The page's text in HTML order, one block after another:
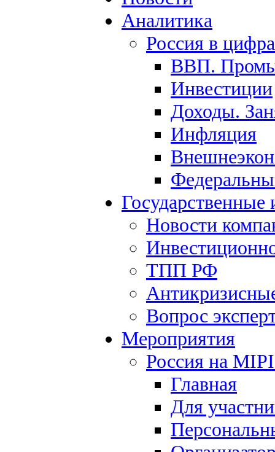
Аналитика
Россия в
ВВП.
Инвестиции
Доходы.
Инфляция
Новости
ТПП РФ
Вопрос
Мероприятия
Россия на
Главная
Для